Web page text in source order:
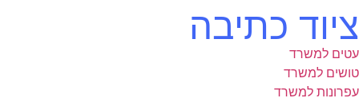
ציוד כתיבה
עטים למשרד
טושים למשרד
עפרונות למשרד